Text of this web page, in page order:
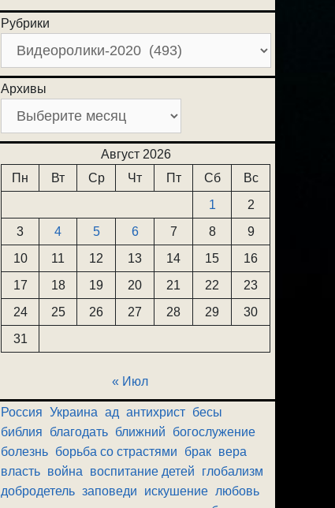
Рубрики
Архивы
Август 2026
Пн
Вт Ср Чт Пт Сб
Вс
1
2
3
4 5 6 7 8
9
10
11 12 13 14 15
16
17
18 19 20 21 22
23
24
25 26 27 28 29
30
31
« Июл
Россия Украина ад антихрист бесы
библия
благодать ближний
богослужение
болезнь борьба со страстями брак вера
власть война воспитание детей
глобализм
добродетель заповеди искушение любовь